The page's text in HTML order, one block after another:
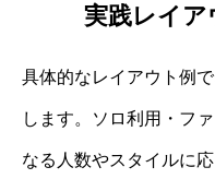
実践レイア
具体的なレイアウト例
します。ソロ利用・フ
なる人数やスタイルに